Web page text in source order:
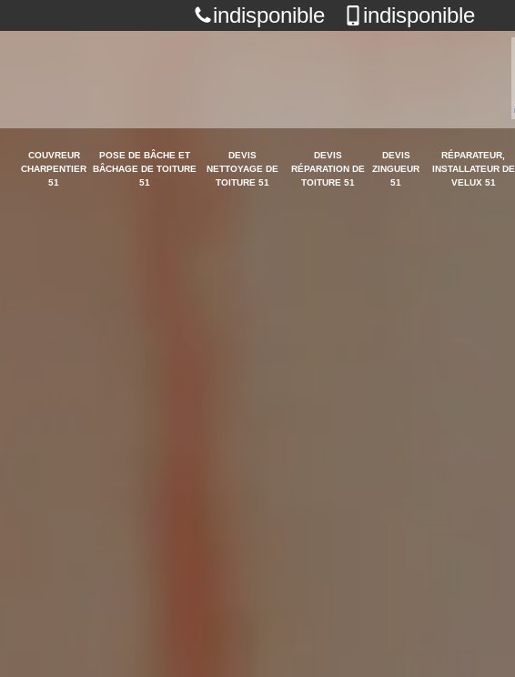
indisponible indisponible
COUVREUR
CHARPENTIER
51
POSE DE BÂCHE ET
BÂCHAGE DE TOITURE
51
DEVIS
NETTOYAGE DE
TOITURE 51
DEVIS
RÉPARATION DE
TOITURE 51
DEVIS
ZINGUEUR
51
RÉPARATEUR,
INSTALLATEUR DE
VELUX 51